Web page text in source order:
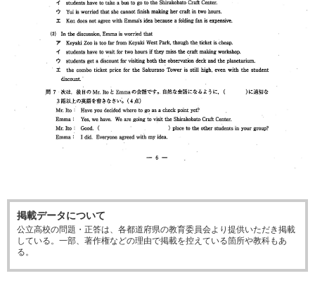
掲載データについて
公立高校の問題・正答は、各都道府県の教育委員会より提供いただき掲載
している。一部、著作権などの理由で掲載を控えている箇所や教科もあ
る。